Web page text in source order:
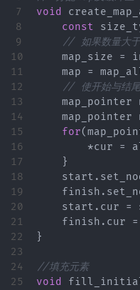
7
8
9
10
11
12
13
14
15
16
17
18
19
20
21
22
23
24
25
void
const
// 如果数量大于
map_size
=
map
=
// 使开始与结尾
map_pointer
map_pointer
for(
*cur =
}
start .
finish .
start . cur =
finish . cur =
}
//填充元素
void